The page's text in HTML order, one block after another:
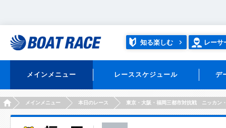
知る楽しむ レーサ
メインメニュー レーススケジュール デ
HOMEメインメニュー 本日のレース 東京・大阪・福岡三都市対抗戦 ニッカン